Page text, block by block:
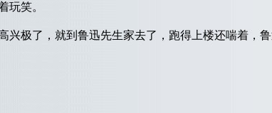
笑。
了，就到鲁迅先生家去了，跑得上楼还喘着，鲁